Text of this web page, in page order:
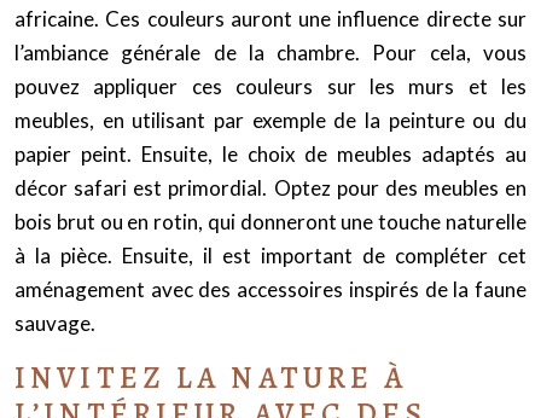
africaine. Ces couleurs auront une influence directe sur
l’ambiance générale de la chambre. Pour cela, vous
pouvez appliquer ces couleurs sur les murs et les
meubles, en utilisant par exemple de la peinture ou du
papier peint. Ensuite, le choix de meubles adaptés au
décor safari est primordial. Optez pour des meubles en
bois brut ou en rotin, qui donneront une touche naturelle
à la pièce. Ensuite, il est important de compléter cet
aménagement avec des accessoires inspirés de la faune
sauvage.
INVITEZ LA NATURE À